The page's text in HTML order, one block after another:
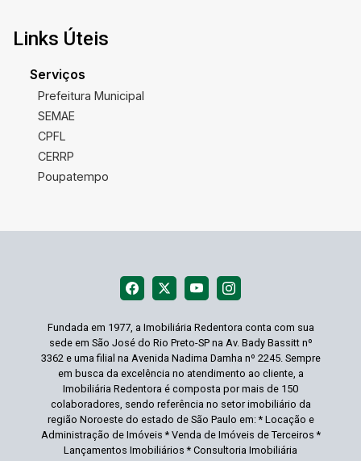
Links Úteis
Serviços
Prefeitura Municipal
SEMAE
CPFL
CERRP
Poupatempo
Fundada em 1977, a Imobiliária Redentora conta com sua
sede em São José do Rio Preto-SP na Av. Bady Bassitt nº
3362 e uma filial na Avenida Nadima Damha nº 2245. Sempre
em busca da excelência no atendimento ao cliente, a
Imobiliária Redentora é composta por mais de 150
colaboradores, sendo referência no setor imobiliário da
região Noroeste do estado de São Paulo em: * Locação e
Administração de Imóveis * Venda de Imóveis de Terceiros *
Lançamentos Imobiliários * Consultoria Imobiliária